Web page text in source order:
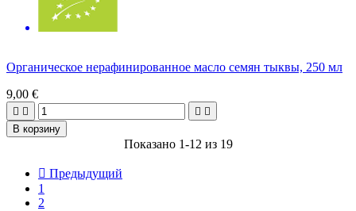
Органическое нерафинированное масло семян тыквы, 250 мл
9,00 €
   
В корзину
Показано 1-12 из 19
 Предыдущий
1
2